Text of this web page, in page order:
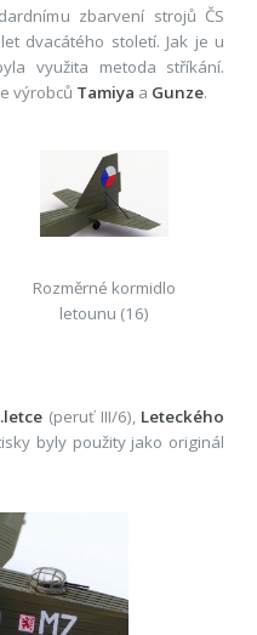
zbarvení strojů ČS
dvacátého století. Jak je u
využita metoda stříkání.
výrobců Tamiya a Gunze.
Rozměrné kormidlo
letounu (16)
(peruť III/6), Leteckého
byly použity jako originál